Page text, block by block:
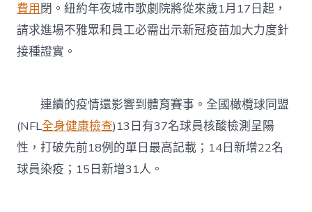
費用閉。紐約年夜城市歌劇院將從來歲1月17日起，
請求進場不雅眾和員工必需出示新冠疫苗加大力度針
接種證實。
連續的疫情還影響到體育賽事。全國橄欖球同盟
(NFL全身健康檢查)13日有37名球員核酸檢測呈陽
性，打破先前18例的單日最高記載；14日新增22名
球員染疫；15日新增31人。